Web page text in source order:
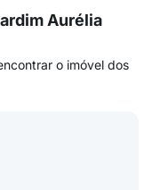
Aurélia
o imóvel dos